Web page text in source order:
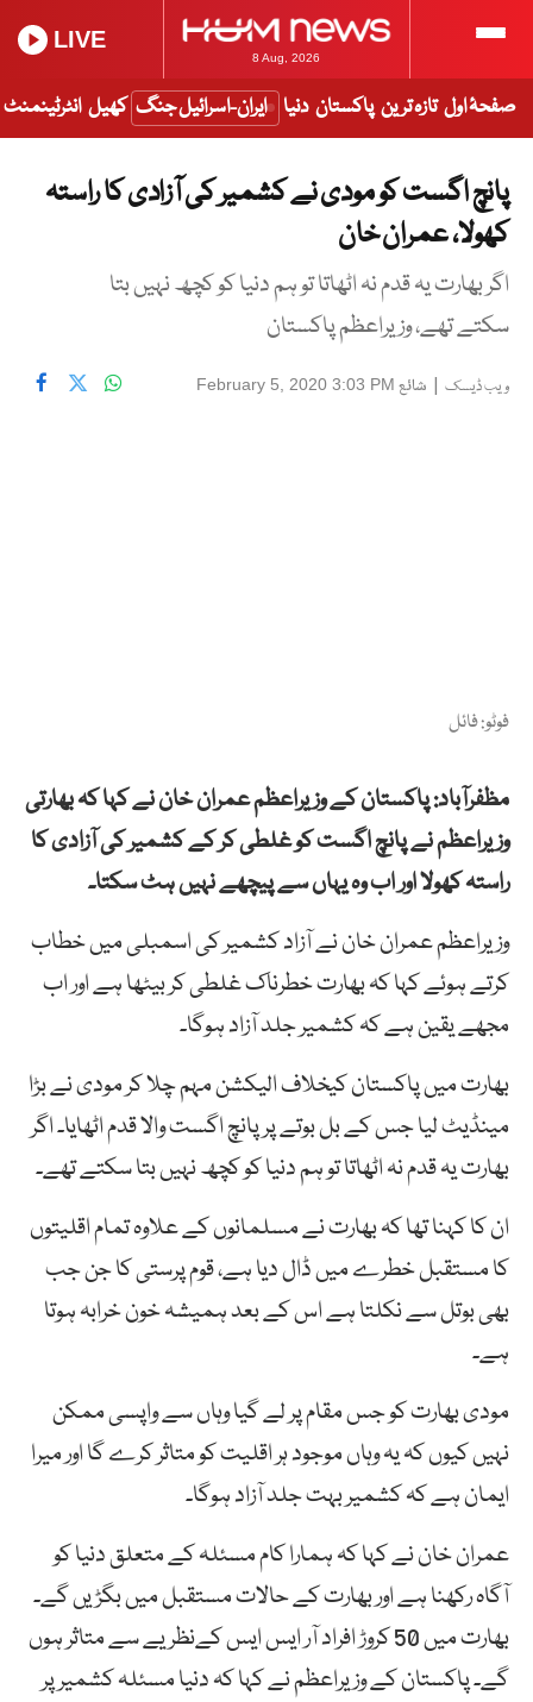
8 Aug, 2026
LIVE
صفحۂ اول تازہ ترین پاکستان دنیا ایران-اسرائیل جنگ کھیل انٹرٹینمنٹ
پانچ اگست کو مودی نے کشمیر کی آزادی کا راستہ
کھولا، عمران خان
اگر بھارت یہ قدم نہ اٹھاتا تو ہم دنیا کو کچھ نہیں بتا
سکتے تھے، وزیراعظم پاکستان
ویب ڈیسک | شائع February 5, 2020 3:03 PM
فوٹو: فائل
مظفرآباد: پاکستان کے وزیراعظم عمران خان نے کہا کہ بھارتی
وزیراعظم نے پانچ اگست کو غلطی کر کے کشمیر کی آزادی کا
راستہ کھولا اور اب وہ یہاں سے پیچھے نہیں ہٹ سکتا۔
وزیراعظم عمران خان نے آزاد کشمیر کی اسمبلی میں خطاب
کرتے ہوئے کہا کہ بھارت خطرناک غلطی کر بیٹھا ہے اور اب
مجھے یقین ہے کہ کشمیر جلد آزاد ہوگا۔
بھارت میں پاکستان کیخلاف الیکشن مہم چلا کر مودی نے بڑا
مینڈیٹ لیا جس کے بل بوتے پر پانچ اگست والا قدم اٹھایا۔ اگر
بھارت یہ قدم نہ اٹھاتا تو ہم دنیا کو کچھ نہیں بتا سکتے تھے۔
ان کا کہنا تھا کہ بھارت نے مسلمانوں کے علاوہ تمام اقلیتوں
کا مستقبل خطرے میں ڈال دیا ہے، قوم پرستی کا جن جب
بھی بوتل سے نکلتا ہے اس کے بعد ہمیشہ خون خرابہ ہوتا
ہے۔
مودی بھارت کو جس مقام پر لے گیا وہاں سے واپسی ممکن
نہیں کیوں کہ یہ وہاں موجود ہر اقلیت کو متاثر کرے گا اور میرا
ایمان ہے کہ کشمیر بہت جلد آزاد ہوگا۔
عمران خان نے کہا کہ ہمارا کام مسئلہ کے متعلق دنیا کو
آگاہ رکھنا ہے اور بھارت کے حالات مستقبل میں بگڑیں گے۔
بھارت میں 50 کروڑ افراد آر ایس ایس کےنظریے سے متاثر ہوں
گے۔ پاکستان کے وزیراعظم نے کہا کہ دنیا مسئلہ کشمیر پر